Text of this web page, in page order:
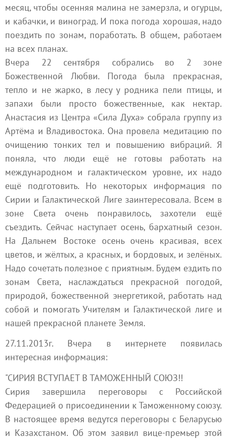
месяц, чтобы осенняя малина не замерзла, и огурцы,
и кабачки, и виноград. И пока погода хорошая, надо
поездить по зонам, поработать. В общем, работаем
на всех планах.
Вчера 22 сентября собрались во 2 зоне
Божественной Любви. Погода была прекрасная,
тепло и не жарко, в лесу у родника пели птицы, и
запахи были просто божественные, как нектар.
Анастасия из Центра «Сила Духа» собрала группу из
Артёма и Владивостока. Она провела медитацию по
очищению тонких тел и повышению вибраций. Я
поняла, что люди ещё не готовы работать на
международном и галактическом уровне, их надо
ещё подготовить. Но некоторых информация по
Сирии и Галактической Лиге заинтересовала. Всем в
зоне Света очень понравилось, захотели ещё
съездить. Сейчас наступает осень, бархатный сезон.
На Дальнем Востоке осень очень красивая, всех
цветов, и жёлтых, а красных, и бордовых, и зелёных.
Надо сочетать полезное с приятным. Будем ездить по
зонам Света, наслаждаться прекрасной погодой,
природой, божественной энергетикой, работать над
собой и помогать Учителям и Галактической лиге и
нашей прекрасной планете Земля.
27.11.2013г. Вчера в интернете появилась
интересная информация:
"СИРИЯ ВСТУПАЕТ В ТАМОЖЕННЫЙ СОЮЗ!!
Сирия завершила переговоры с Российской
Федерацией о присоединении к Таможенному союзу.
В настоящее время ведутся переговоры с Беларусью
и Казахстаном. Об этом заявил вице-премьер этой